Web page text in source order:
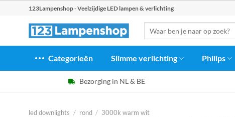
123Lampenshop - Veelzijdige LED lampen & verlichting
naar:
Categorieën Slimme verlichting Philips
Bezorging in NL & BE
led downlights / rond / 3000k warm wit